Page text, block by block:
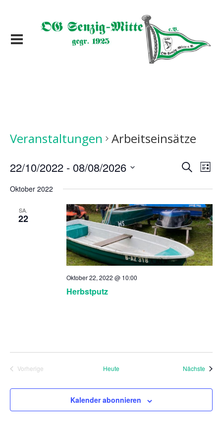
Veranstaltungen Arbeitseinsätze
und
Suche
Liste
22/10/2022 - 08/08/2026
wählen.
Oktober 2022
SA.
22
Oktober 22, 2022 @ 10:00
Herbstputz
Vorherige
Heute Nächste
Kalender abonnieren